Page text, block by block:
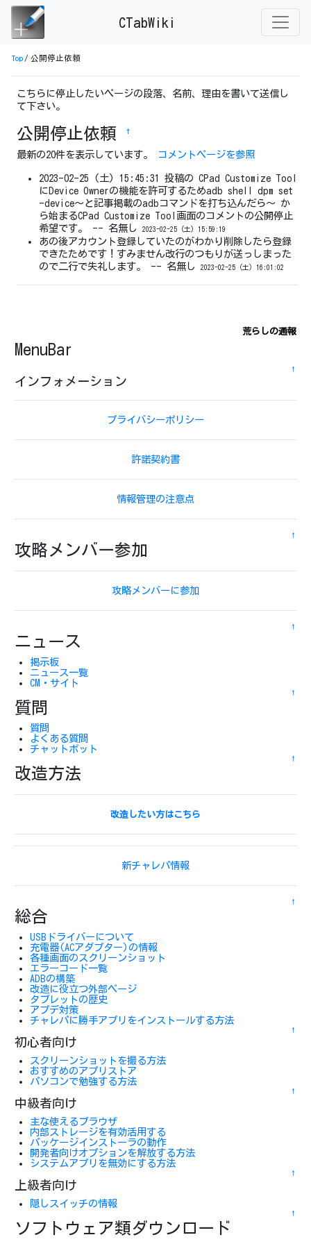
Top / 公開停止依頼
CTabWiki
こちらに停止したいページの段落、名前、理由を書いて送信し
て下さい。
公開停止依頼 †
最新の20件を表示しています。 コメントページを参照
2023-02-25 (土) 15:45:31 投稿の CPad Customize Tool
にDevice Ownerの機能を許可するためadb shell dpm set
-device〜と記事掲載のadbコマンドを打ち込んだら〜 か
ら始まるCPad Customize Tool画面のコメントの公開停止
希望です。 -- 名無し2023-02-25 (土) 15:59:19
あの後アカウント登録していたのがわかり削除したら登録
できたためです！すみません改行のつもりが送っしまった
ので二行で失礼します。 -- 名無し2023-02-25 (土) 16:01:02
荒らしの通報
MenuBar
↑
インフォメーション
プライバシーポリシー
許諾契約書
情報管理の注意点
↑
攻略メンバー参加
攻略メンバーに参加
↑
ニュース
掲示板
ニュース一覧
CM・サイト
↑
質問
質問
よくある質問
チャットボット
↑
改造方法
改造したい方はこちら
新チャレパ情報
↑
総合
USBドライバーについて
充電器(ACアダプター)の情報
各種画面のスクリーンショット
エラーコード一覧
ADBの構築
改造に役立つ外部ページ
タブレットの歴史
アプデ対策
チャレパに勝手アプリをインストールする方法
↑
初心者向け
スクリーンショットを撮る方法
おすすめのアプリストア
パソコンで勉強する方法
↑
中級者向け
主な使えるブラウザ
内部ストレージを有効活用する
パッケージインストーラの動作
開発者向けオプションを解放する方法
システムアプリを無効にする方法
↑
上級者向け
隠しスイッチの情報
↑
ソフトウェア類ダウンロード